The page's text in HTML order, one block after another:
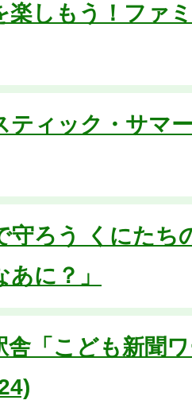
楽しもう！ファ
ティック・サマ
守ろう くにたち
に？」
舎「こども新聞